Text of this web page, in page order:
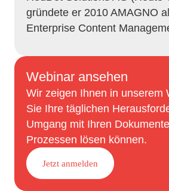
Webinar ansehen
Wir zeigen Ihnen in unserem
Sie Ihre täglichen
Umgang mit Ihren
Prozessen lösen können.
Jetzt anmelden
gründete er 2010 AMAGNO
Enterprise Content